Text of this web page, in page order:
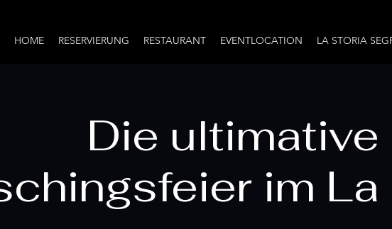
HOME RESERVIERUNG RESTAURANT EVENTLOCATION LA STORIA
Die ultimative
im La